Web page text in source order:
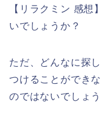
【リラクミン 感
いでしょうか？
ただ、どんなに探
つけることができ
のではないでしょ